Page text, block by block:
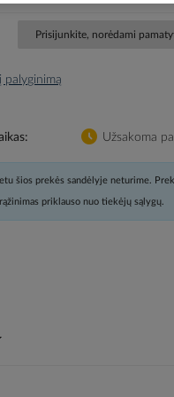
Prisijunkite, norėdami
palyginimą
Užsakoma
šios prekės sandėlyje neturime.
priklauso nuo tiekėjų sąlygų.